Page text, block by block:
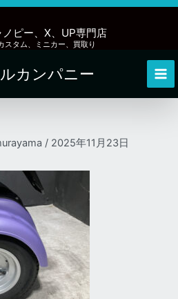
ピー、X、UP専門店
スタム、ミニカー、買取り
カンパニー
/ 2025年11月23日